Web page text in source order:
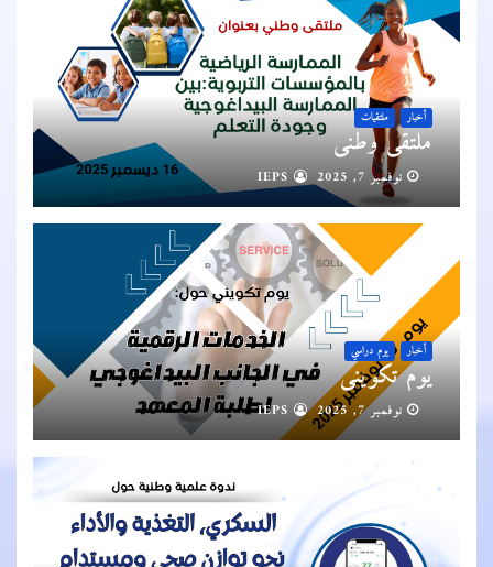
أخبار ملتقيات
ملتقى وطني
نوفمبر 7, 2025
أخبار يوم دراسي
يوم تكويني
نوفمبر 7, 2025